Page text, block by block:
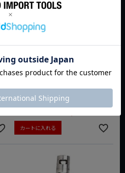
KUKEN インパクトドライバ
ー 本体 02052HA-S KW-50S
クーケン クウケン 空研
定価 ¥53,900
¥48,510税込
カートに入れる